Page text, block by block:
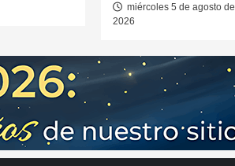
miércoles 5 de agosto de
2026